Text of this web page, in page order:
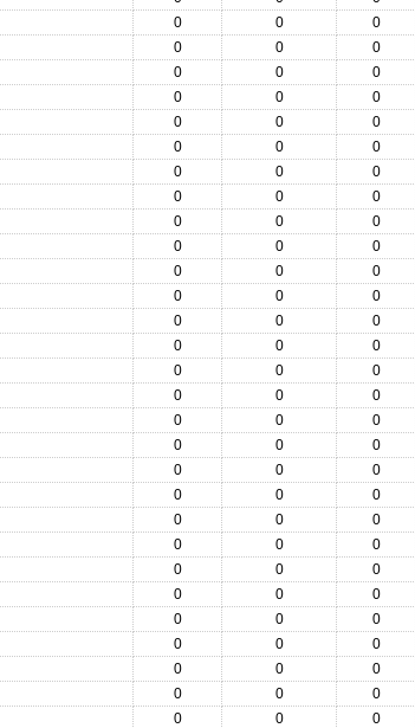
0 0 0
0 0 0
0 0 0
0 0 0
0 0 0
0 0 0
0 0 0
0 0 0
0 0 0
0 0 0
0 0 0
0 0 0
0 0 0
0 0 0
0 0 0
0 0 0
0 0 0
0 0 0
0 0 0
0 0 0
0 0 0
0 0 0
0 0 0
0 0 0
0 0 0
0 0 0
0 0 0
0 0 0
0 0 0